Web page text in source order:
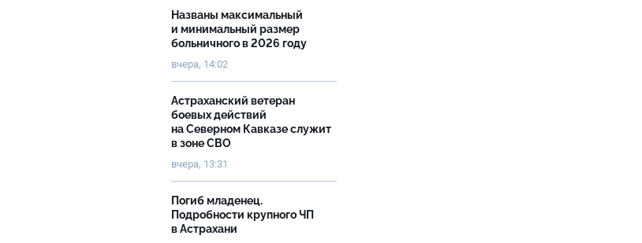
Названы максимальный
и минимальный размер
больничного в 2026 году
вчера, 14:02
Астраханский ветеран
боевых действий
на Северном Кавказе служит
в зоне СВО
вчера, 13:31
Погиб младенец.
Подробности крупного ЧП
в Астрахани